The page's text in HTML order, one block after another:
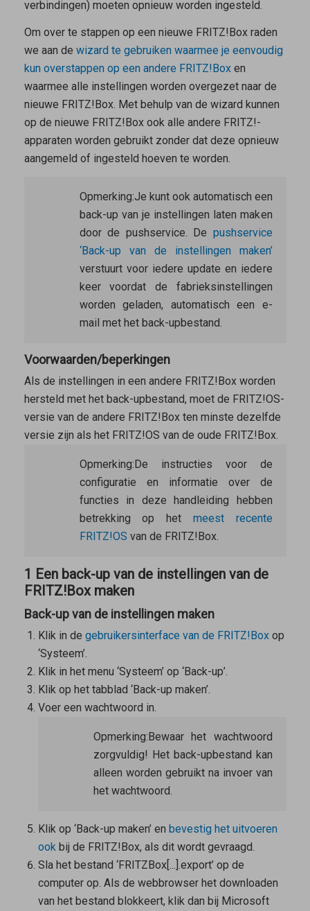
verbindingen) moeten opnieuw worden ingesteld.
Om over te stappen op een nieuwe FRITZ!Box raden
we aan de wizard te gebruiken waarmee je eenvoudig
kun overstappen op een andere FRITZ!Boxen
waarmee alle instellingen worden overgezet naar de
nieuwe FRITZ!Box. Met behulp van de wizard kunnen
op de nieuwe FRITZ!Box ook alle andere FRITZ!-
apparaten worden gebruikt zonder dat deze opnieuw
aangemeld of ingesteld hoeven te worden.
Opmerking:Je kunt ook automatisch een
back-up van je instellingen laten maken
door de pushservice. De pushservice
‘Back-up van de instellingen maken’
verstuurt voor iedere update en iedere
keer voordat de fabrieksinstellingen
worden geladen, automatisch een e-
mail met het back-upbestand.
Voorwaarden/beperkingen
Als de instellingen in een andere FRITZ!Box worden
hersteld met het back-upbestand, moet de FRITZ!OS-
versie van de andere FRITZ!Box ten minste dezelfde
versie zijn als het FRITZ!OS van de oude FRITZ!Box.
Opmerking:De instructies voor de
configuratie en informatie over de
functies in deze handleiding hebben
betrekking op het meest recente
FRITZ!OS van de FRITZ!Box.
1 Een back-up van de instellingen van de
FRITZ!Box maken
Back-up van de instellingen maken
Klik in de gebruikersinterface van de FRITZ!Boxop
‘Systeem’.
Klik in het menu ‘Systeem’ op ‘Back-up’.
Klik op het tabblad ‘Back-up maken’.
Voer een wachtwoord in.
Opmerking:Bewaar het wachtwoord
zorgvuldig! Het back-upbestand kan
alleen worden gebruikt na invoer van
het wachtwoord.
Klik op ‘Back-up maken’ en bevestig het uitvoeren
ook bij de FRITZ!Box, als dit wordt gevraagd.
Sla het bestand ‘FRITZBox[...].export’ op de
computer op. Als de webbrowser het downloaden
van het bestand blokkeert, klik dan bij Microsoft